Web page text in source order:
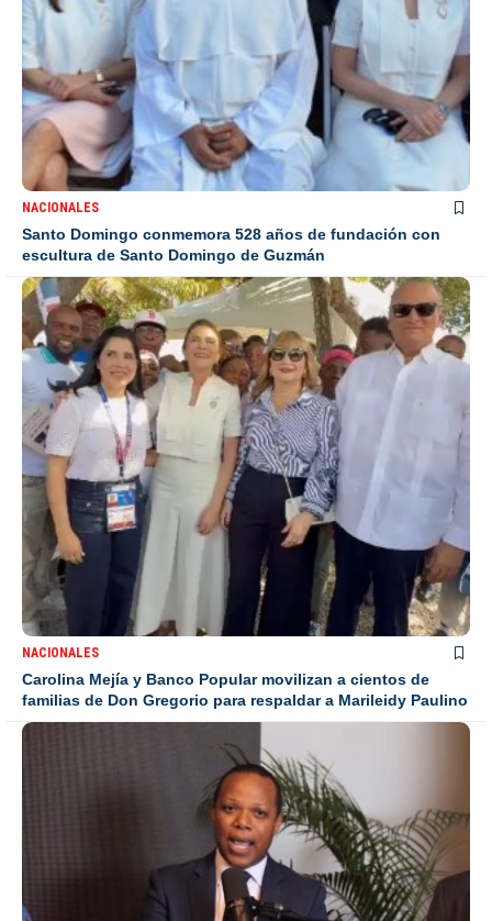
NACIONALES
Santo Domingo conmemora 528 años de fundación con
escultura de Santo Domingo de Guzmán
NACIONALES
Carolina Mejía y Banco Popular movilizan a cientos de
familias de Don Gregorio para respaldar a Marileidy Paulino